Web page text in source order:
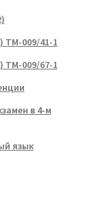
ТМ-009/41-1
ТМ-009/67-1
в 4-м
язык